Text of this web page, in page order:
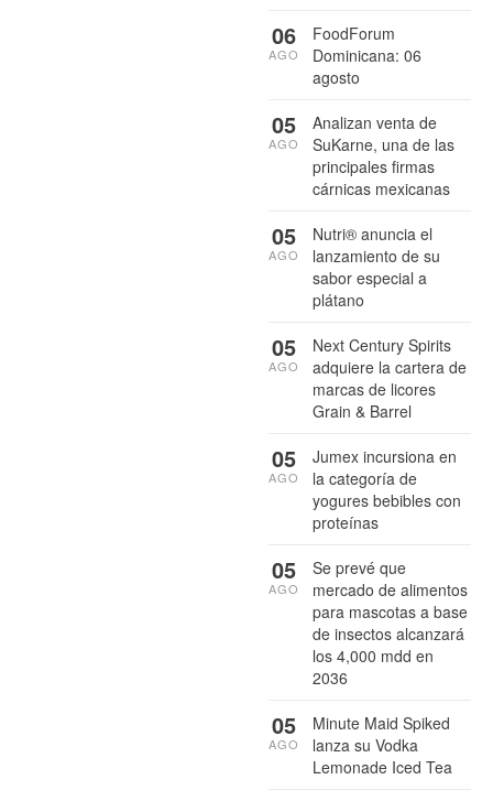
FoodForum
Dominicana: 06
agosto
06
AGO
Analizan venta de
SuKarne, una de las
principales firmas
cárnicas mexicanas
05
AGO
Nutri® anuncia el
lanzamiento de su
sabor especial a
plátano
05
AGO
Next Century Spirits
adquiere la cartera de
marcas de licores
Grain & Barrel
05
AGO
Jumex incursiona en
la categoría de
yogures bebibles con
proteínas
05
AGO
Se prevé que
mercado de alimentos
para mascotas a base
de insectos alcanzará
los 4,000 mdd en
2036
05
AGO
Minute Maid Spiked
lanza su Vodka
Lemonade Iced Tea
05
AGO